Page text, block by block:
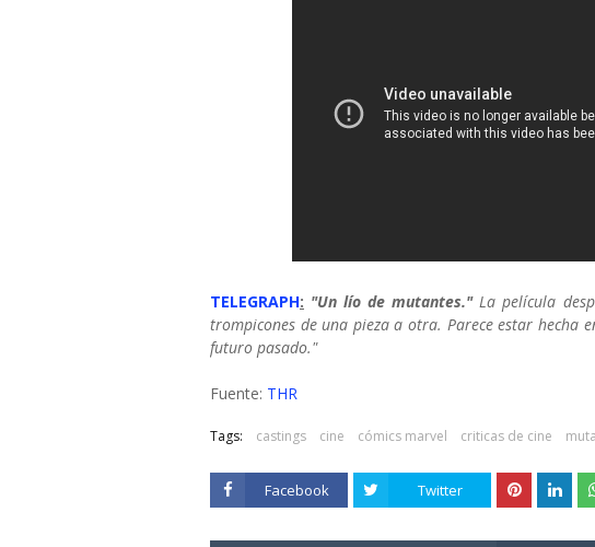
TELEGRAPH: "Un lío de mutantes." La película
trompicones de una pieza a otra. Parece estar hecha
futuro pasado."
Fuente: THR
Tags: castings cine cómics marvel criticas de cine
Facebook Twitter